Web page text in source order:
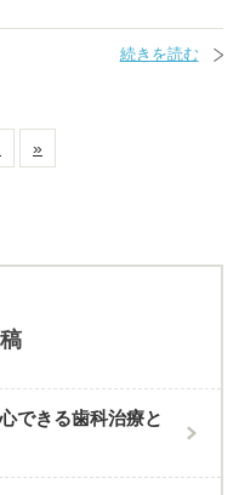
続きを読む
»
できる歯科治療と